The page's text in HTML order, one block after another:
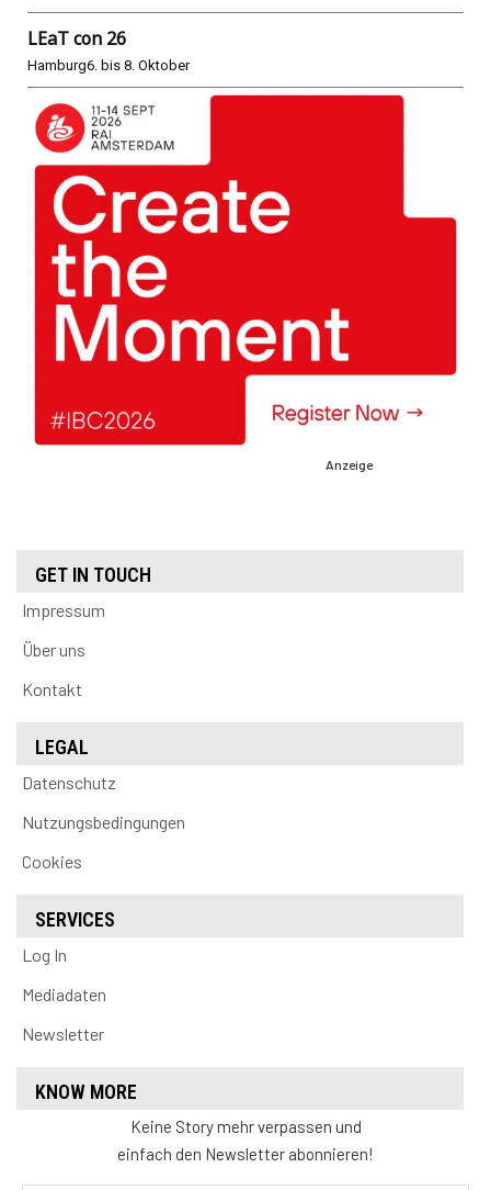
LEaT con 26
Hamburg6. bis 8. Oktober
Anzeige
GET IN TOUCH
Impressum
Über uns
Kontakt
LEGAL
Datenschutz
Nutzungsbedingungen
Cookies
SERVICES
Log In
Mediadaten
Newsletter
KNOW MORE
Keine Story mehr verpassen und
einfach den Newsletter abonnieren!